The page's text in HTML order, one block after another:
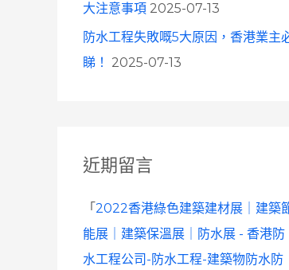
大注意事項 2025-07-13
防水工程失敗嘅5大原因，香港業主
睇！
2025-07-13
近期留言
「 2022香港綠色建築建材展｜建築
能展｜建築保溫展｜防水展 - 香港防
水工程公司-防水工程-建築物防水防